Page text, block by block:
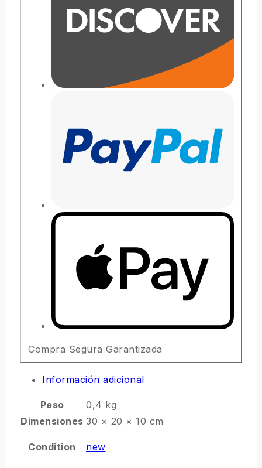
Compra Segura Garantizada
Información adicional
Peso
0,4 kg
Dimensiones 30 × 20 × 10 cm
Condition new